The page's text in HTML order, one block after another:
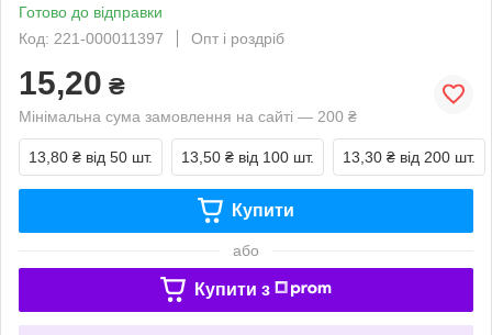
Готово до відправки
Код: 221-000011397
Опт і роздріб
15,20 ₴
Мінімальна сума замовлення на сайті — 200 ₴
13,80 ₴ від 50 шт. 13,50 ₴ від 100 шт. 13,30 ₴ від 200 шт.
Купити
або
Купити з